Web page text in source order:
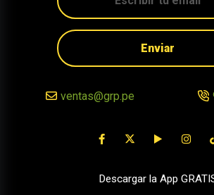
Enviar
ventas@grp.pe
Descargar la App